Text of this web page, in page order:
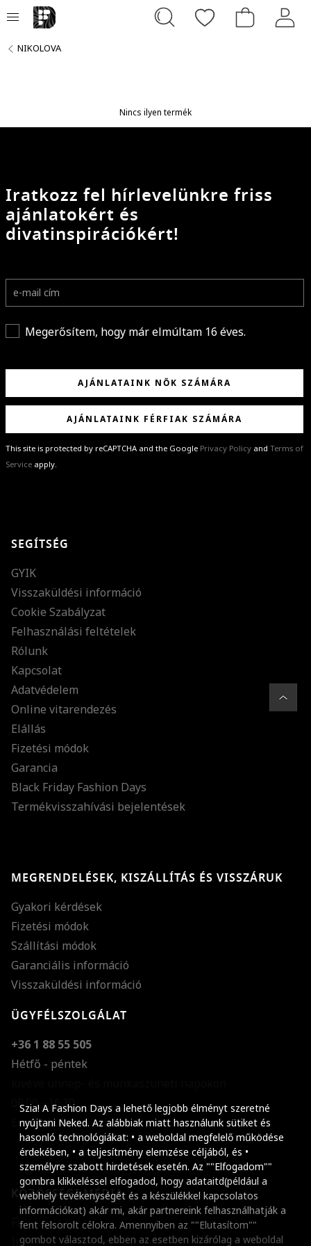
Szia! A Fashion Days a lehető legjobb élményt szeretné
nyújtani Neked. Az alábbiak miatt használunk sütiket és
hasonló technológiákat: • a weboldal megfelelő működése
érdekében, • a teljesítmény elemzése céljából, és •
személyre szabott hirdetések esetén. Az ""Elfogadom""
gombra klikkeléssel elfogadod, hogy adataitd(például a
webhely tevékenységét és a készülékkel kapcsolatos
információkat) akár mi, akár partnereink felhasználhatják a
fent felsorolt célokra. Amennyiben az ""Elutasítom""
gombot választod, ebben az esetben kizárólag a weboldal
NIKOLOVA
Nincs ilyen termék
Iratkozz fel hírlevelünkre friss
ajánlatokért és
divatinspirációkért!
Megerősítem, hogy már elmúltam 16 éves.
AJÁNLATAINK NŐK SZÁMÁRA
AJÁNLATAINK FÉRFIAK SZÁMÁRA
This site is protected by reCAPTCHA and the Google Privacy Policy and Terms of
Service apply.
különleges ajánlatainkat és stílustippjeinket!
SEGÍTSÉG
GYIK
Visszaküldési információ
Cookie Szabályzat
Felhasználási feltételek
Rólunk
Kapcsolat
Adatvédelem
Online vitarendezés
Elállás
Fizetési módok
Garancia
Black Friday Fashion Days
Termékvisszahívási bejelentések
MEGRENDELÉSEK, KISZÁLLÍTÁS ÉS VISSZÁRUK
Gyakori kérdések
Fizetési módok
Szállítási módok
Garanciális információ
Visszaküldési információ
ÜGYFÉLSZOLGÁLAT
+36 1 88 55 505
Hétfő - péntek
08:00 - 16:30
E-mail küldése
KÖZÖSSÉGI MÉDIA
Facebook
Instagram
Szöveg méretének
Szóköz növelése
Szóköz csökkentése
Sortávolság
Sortávolság